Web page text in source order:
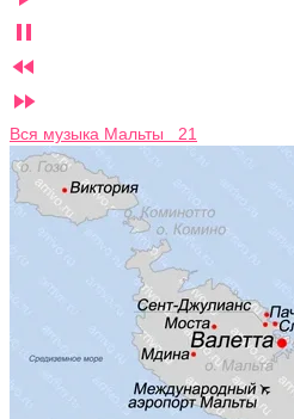



Вся музыка Мальты 21